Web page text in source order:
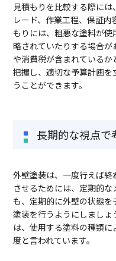
見積もりを比較する際に
レード、作業工程、保証
もりには、粗悪な塗料が
略されていたりする場合
や消費税が含まれている
把握し、適切な予算計画
うことができます。
長期的な視点で
外壁塗装は、一度行えば
させるためには、定期的
も、定期的に外壁の状態
塗装を行うようにしまし
は、使用する塗料の種類
度と言われています。